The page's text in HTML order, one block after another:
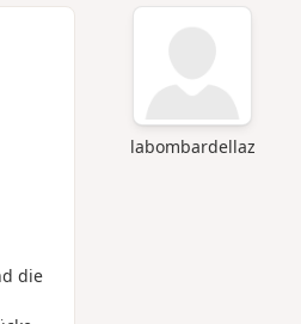
labombardellaz
die